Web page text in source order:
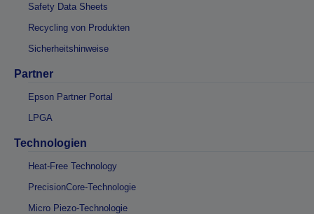
Safety Data Sheets
Recycling von Produkten
Sicherheitshinweise
Partner
Epson Partner Portal
LPGA
Technologien
Heat-Free Technology
PrecisionCore-Technologie
Micro Piezo-Technologie